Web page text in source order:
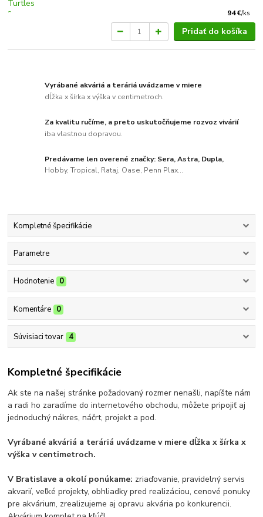
94 €/ks
Pridať do košíka
Vyrábané akváriá a teráriá uvádzame v miere
dĺžka x šírka x výška v centimetroch.
Za kvalitu ručíme, a preto uskutočňujeme rozvoz vivárií
iba vlastnou dopravou.
Predávame len overené značky: Sera, Astra, Dupla,
Hobby, Tropical, Rataj, Oase, Penn Plax...
Kompletné špecifikácie
Parametre
Hodnotenie 0
Komentáre 0
Súvisiaci tovar 4
Kompletné špecifikácie
Ak ste na našej stránke požadovaný rozmer nenašli, napíšte nám
a radi ho zaradíme do internetového obchodu, môžete pripojiť aj
jednoduchý nákres, náčrt, projekt a pod.
Vyrábané akváriá a teráriá uvádzame v miere dĺžka x šírka x
výška v centimetroch.
V Bratislave a okolí ponúkame: zriaďovanie, pravidelný servis
akvarií, veľké projekty, obhliadky pred realizáciou, cenové ponuky
pre akvárium, zrealizujeme aj opravu akvária po konkurencii.